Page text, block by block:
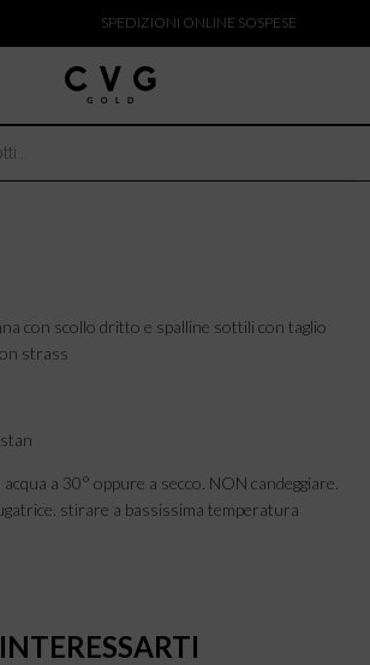
SPEDIZIONI ONLINE SOSPESE
con scollo dritto e spalline sottili con taglio
strass
a 30° oppure a secco. NON candeggiare.
stirare a bassissima temperatura